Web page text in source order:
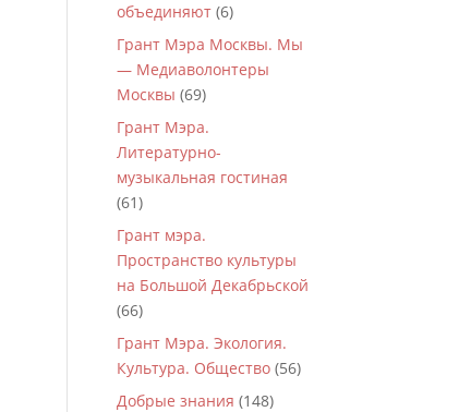
объединяют (6)
Грант Мэра Москвы. Мы
— Медиаволонтеры
Москвы (69)
Грант Мэра.
Литературно-
музыкальная гостиная
(61)
Грант мэра.
Пространство культуры
на Большой Декабрьской
(66)
Грант Мэра. Экология.
Культура. Общество (56)
Добрые знания (148)